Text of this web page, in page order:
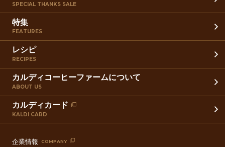
SPECIAL THANKS SALE
特集
FEATURES
レシピ
RECIPES
カルディコーヒーファームについて
ABOUT US
カルディカード
KALDI CARD
企業情報 COMPANY